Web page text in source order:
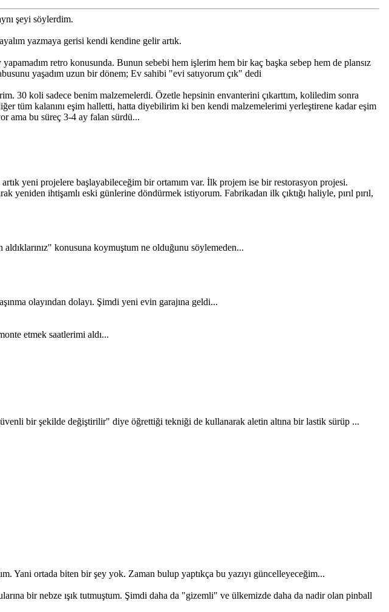
şeyi söylerdim.
yazmaya gerisi kendi kendine gelir artık.
retro konusunda. Bunun sebebi hem işlerim hem bir kaç başka sebep hem de plansız
yaşadım uzun bir dönem; Ev sahibi "evi satıyorum çık" dedi
30 koli sadece benim malzemelerdi. Özetle hepsinin envanterini çıkarttım, koliledim sonra
tüm kalanını eşim halletti, hatta diyebilirim ki ben kendi malzemelerimi yerleştirene kadar eşim
ama bu süreç 3-4 ay falan sürdü...
yeni projelere başlayabileceğim bir ortamım var. İlk projem ise bir restorasyon projesi.
yeniden ihtişamlı eski günlerine döndürmek istiyorum. Fabrikadan ilk çıktığı haliyle, pırıl pırıl,
konusuna koymuştum ne olduğunu söylemeden...
olayından dolayı. Şimdi yeni evin garajına geldi...
etmek saatlerimi aldı...
bir şekilde değiştirilir" diye öğrettiği tekniği de kullanarak aletin altına bir lastik sürüp ...
Yani ortada biten bir şey yok. Zaman bulup yaptıkça bu yazıyı güncelleyeceğim...
bir nebze ışık tutmuştum. Şimdi daha da "gizemli" ve ülkemizde daha da nadir olan pinball